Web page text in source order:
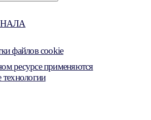
файлов cookie
ресурсе применяются
технологии